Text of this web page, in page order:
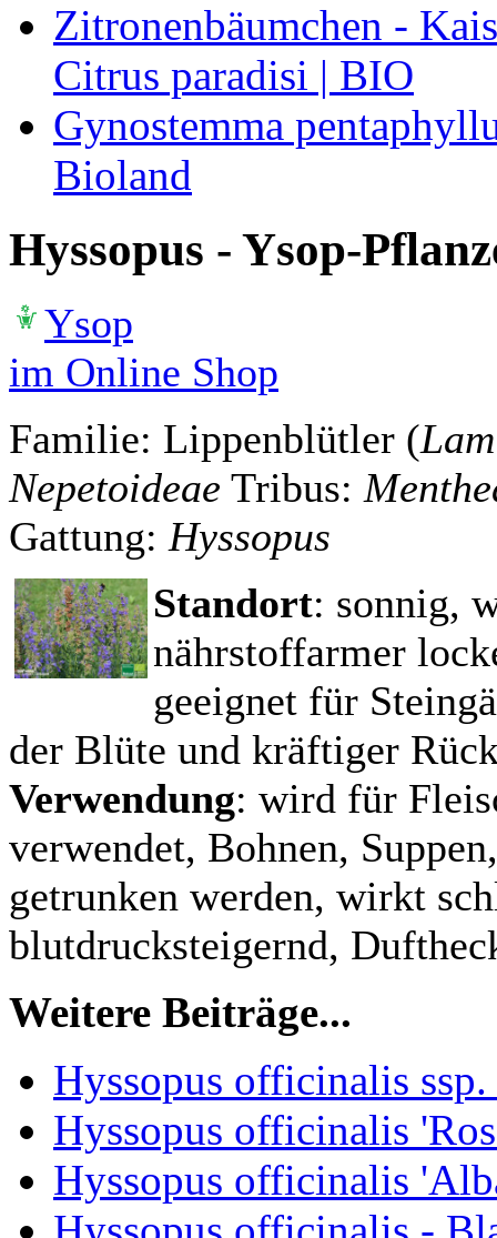
Zitronenbäumchen -
Citrus paradisi | BIO
Gynostemma
Bioland
Hyssopus - Ysop-
Ysop
im Online Shop
Familie: Lippenblütler (
Nepetoideae Tribus:
Gattung: Hyssopus
Standort: sonnig,
nährstoffarmer
geeignet für
der Blüte und kräftiger
Verwendung: wird für
verwendet, Bohnen,
getrunken werden, wirkt
blutdrucksteigernd,
Weitere Beiträge...
Hyssopus officinalis
Hyssopus officinalis
Hyssopus officinalis